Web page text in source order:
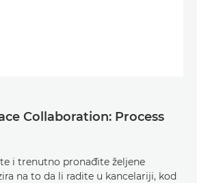
Collaboration: Process
i trenutno pronađite željene
na to da li radite u kancelariji, kod